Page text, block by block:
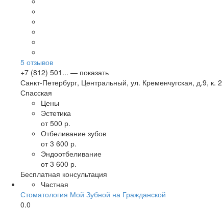
5 отзывов
+7 (812) 501... — показать
Санкт-Петербург, Центральный, ул. Кременчугская, д.9, к. 2
Спасская
Цены
Эстетика
от 500 р.
Отбеливание зубов
от 3 600 р.
Эндоотбеливание
от 3 600 р.
Бесплатная консультация
Частная
Стоматология Мой Зубной на Гражданской
0.0